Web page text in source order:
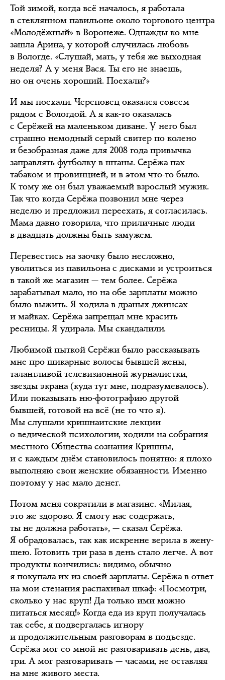
Той зимой, когда всё началось, я работала
в стеклянном павильоне около торгового центра
«Молодёжный» в Воронеже. Однажды ко мне
зашла Арина, у которой случилась любовь
в Вологде. «Слушай, мать, у тебя же выходная
неделя? А у меня Вася. Ты его не знаешь,
но он очень хороший. Поехали?»
И мы поехали. Череповец оказался совсем
рядом с Вологдой. А я как-то оказалась
с Серёжей на маленьком диване. У него был
страшно немодный серый свитер по колено
и безобразная даже для 2008 года привычка
заправлять футболку в штаны. Серёжа пах
табаком и провинцией, и в этом что-то было.
К тому же он был уважаемый взрослый мужик.
Так что когда Серёжа позвонил мне через
неделю и предложил переехать, я согласилась.
Мама давно говорила, что приличные люди
в двадцать должны быть замужем.
Перевестись на заочку было несложно,
уволиться из павильона с дисками и устроиться
в такой же магазин — тем более. Серёжа
зарабатывал мало, но на обе зарплаты можно
было выжить. Я ходила в драных джинсах
и майках. Серёжа запрещал мне красить
ресницы. Я удирала. Мы скандалили.
Любимой пыткой Серёжи было рассказывать
мне про шикарные волосы бывшей жены,
талантливой телевизионной журналистки,
звезды экрана (куда тут мне, подразумевалось).
Или показывать ню-фотографию другой
бывшей, готовой на всё (не то что я).
Мы слушали кришнаитские лекции
о ведической психологии, ходили на собрания
местного Общества сознания Кришны,
и с каждым днём становилось понятно: я плохо
выполняю свои женские обязанности. Именно
поэтому у нас мало денег.
Потом меня сократили в магазине. «Милая,
это же здорово. Я смогу нас содержать,
ты не должна работать», — сказал Серёжа.
Я обрадовалась, так как искренне верила в жену-
шею. Готовить три раза в день стало легче. А вот
продукты кончились: видимо, обычно
я покупала их из своей зарплаты. Серёжа в ответ
на мои стенания распахивал шкаф: «Посмотри,
сколько у нас круп! Да только ими можно
питаться месяц!» Когда еда из круп получалась
так себе, я подвергалась игнору
и продолжительным разговорам в подъезде.
Серёжа мог со мной не разговаривать день, два,
три. А мог разговаривать — часами, не оставляя
на мне живого места.